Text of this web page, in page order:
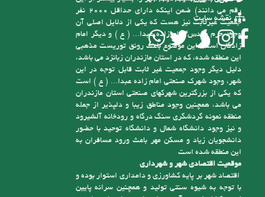
گیاهی جنگلی شکل گرفته است. محدوده این شهر با
وسعتی حدود چهارصد هکتار و حریم آن با مساحت
2200 هکتار بیش از 100 کیلومتر خیابان و معابر داخلی
و خارجی دارد
موقعیت اجتماعی
این شهر، دارای 7000 نفر جمعیت ثابت است (
مسئولین شهر جمعیت ثابت شهر را بسیار بیشتر از این
رقم می دانند) ضمن اینکه دارای حداقل 2000 نفر
جمعیت غیرثابت نیز هست که یکی از دلایل اصلی آن
وجود حرم مقدس امام زاده عبدا... ( ع ) و دیگر امام
زادگان است، این موضوع باعث رونق توریست مذهبی
این منطقه شده، که در استان مازندران زبانزد می باشد،
دلیل دیگر وجود جمعیت غیر ثابت قابل توجه در این
شهر، وجود شهرک صنعتی امام زاده عبدا... ( ع ) است
که یکی از بزرگترین شهرکهای صنعتی استان مازندران
می باشد، همچنین وجود مناطق زیبا و دلپذیر از جمله
منطقه نمونه گردشگری سنگ درگاه و رودخانه آلشیرود
تماس با ما
آدرس:
استان مازندران.کیلو متر ۳ جاده هراز. بعد از شهرک صنعتی
امام زاده عبدالله. شهرداری امام زاده عبدالله
تلفن: 6-01143123755
نقشه سایت